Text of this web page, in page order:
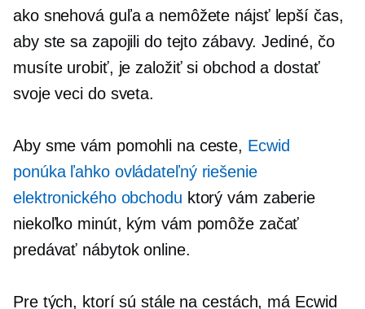
ako snehová guľa a nemôžete nájsť lepší čas,
aby ste sa zapojili do tejto zábavy. Jediné, čo
musíte urobiť, je založiť si obchod a dostať
svoje veci do sveta.
Aby sme vám pomohli na ceste, Ecwid
ponúka ľahko ovládateľnýriešenie
elektronického obchodu ktorý vám zaberie
niekoľko minút, kým vám pomôže začať
predávať nábytok online.
Pre tých, ktorí sú stále na cestách, má Ecwid